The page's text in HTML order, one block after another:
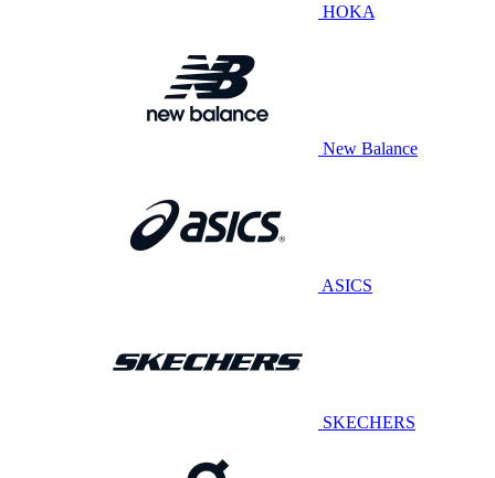
HOKA
New Balance
ASICS
SKECHERS